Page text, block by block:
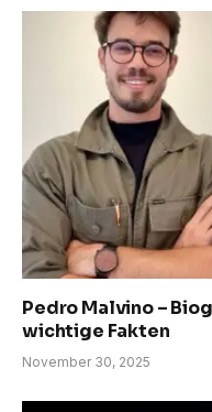
Pedro Malvino –
wichtige Fakten
November 30, 2025